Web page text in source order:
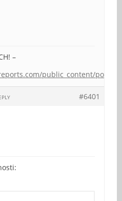
–
public_content/
#6401